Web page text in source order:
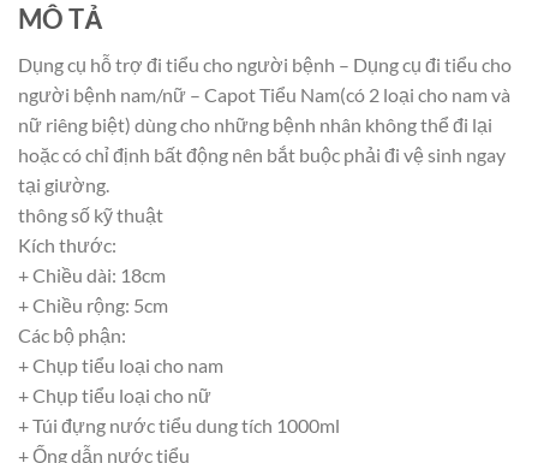
MÔ TẢ
Dụng cụ hỗ trợ đi tiểu cho người bệnh – Dụng cụ đi tiểu cho
người bệnh nam/nữ – Capot Tiểu Nam(có 2 loại cho nam và
nữ riêng biệt) dùng cho những bệnh nhân không thể đi lại
hoặc có chỉ định bất động nên bắt buộc phải đi vệ sinh ngay
tại giường.
thông số kỹ thuật
Kích thước:
+ Chiều dài: 18cm
+ Chiều rộng: 5cm
Các bộ phận:
+ Chụp tiểu loại cho nam
+ Chụp tiểu loại cho nữ
+ Túi đựng nước tiểu dung tích 1000ml
+ Ống dẫn nước tiểu